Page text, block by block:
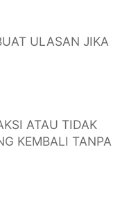
ULASAN JIKA
ATAU TIDAK
KEMBALI TANPA